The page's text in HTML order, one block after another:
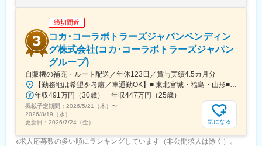
締切間近
コカ･コーラボトラーズジャパンベンディン
グ株式会社(コカ･コーラボトラーズジャパン
グループ)
自販機の補充・ルート配送／年休123日／賞与実績4.5カ月分
年収491万円（30歳） 年収447万円（25歳）
掲載予定期間： 2026/5/21（木） 〜
2026/8/19（水）
更新日： 2026/7/24（金） 気になる
※求人応募数の多い順にランキングしています（非公開求人は除く）。